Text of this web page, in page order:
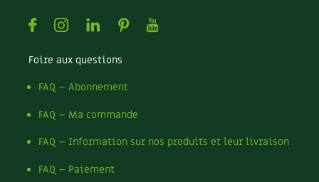
Plantes d'intérieur
Plantes médicinales
Plantes sauvages
Plants
Plastique
Poireau
Pollinisation
Pollution
Pomme
FacebookInstagramLinkedin
PinterestYoutube
Foire aux questions
FAQ – Abonnement
FAQ – Ma commande
FAQ – Information sur nos produits et leur livraison
FAQ – Paiement